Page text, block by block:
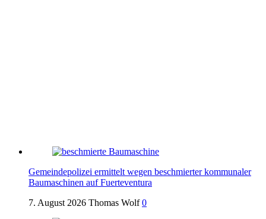
Gemeindepolizei ermittelt wegen beschmierter kommunaler
Baumaschinen auf Fuerteventura
7. August 2026 Thomas Wolf 0